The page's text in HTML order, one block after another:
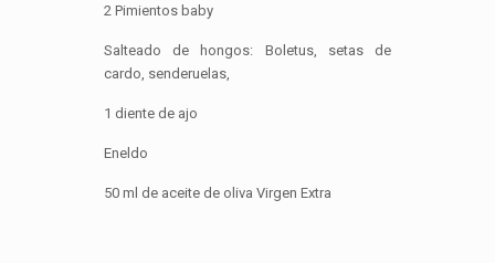
2 Pimientos baby
Salteado de hongos: Boletus, setas de
cardo, senderuelas,
1 diente de ajo
Eneldo
50 ml de aceite de oliva Virgen Extra